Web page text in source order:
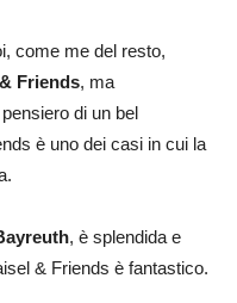
come me del resto,
Friends, ma
di un bel
è uno dei casi in cui la
, è splendida e
& Friends è fantastico.